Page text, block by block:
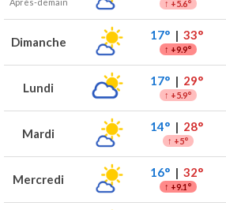
↑ +5.6°
Dimanche 17°| 33°
↑ +9.9°
Lundi 17°| 29°
↑ +5.9°
Mardi 14°| 28°
↑ +5°
Mercredi 16°| 32°
↑ +9.1°